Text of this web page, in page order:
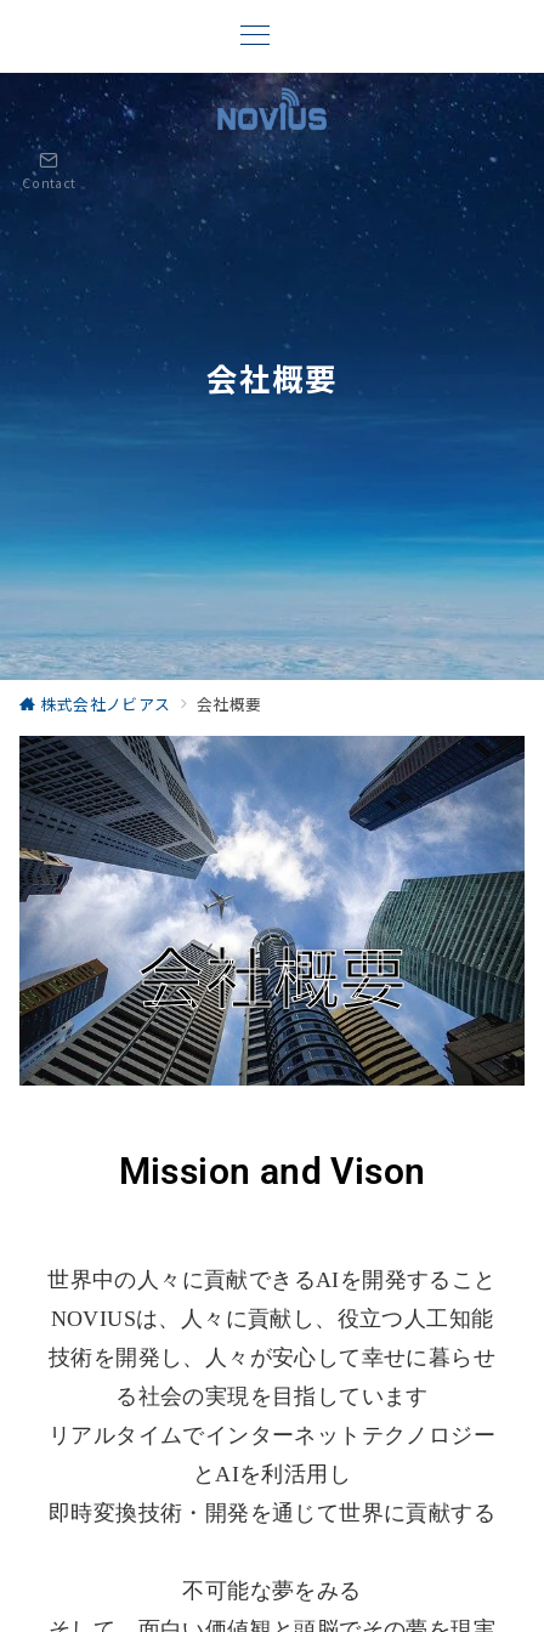
Contact
会社概要
株式会社ノビアス 会社概要
会社概要
Mission and Vison
世界中の人々に貢献できるAIを開発すること
NOVIUSは、人々に貢献し、役立つ人工知能
技術を開発し、人々が安心して幸せに暮らせ
る社会の実現を目指しています
リアルタイムでインターネットテクノロジー
とAIを利活用し
即時変換技術・開発を通じて世界に貢献する
不可能な夢をみる